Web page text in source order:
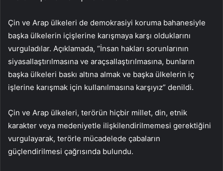
Çin ve Arap ülkeleri de demokrasiyi koruma bahanesiyle
başka ülkelerin içişlerine karışmaya karşı olduklarını
vurguladılar. Açıklamada, “İnsan hakları sorunlarının
siyasallaştırılmasına ve araçsallaştırılmasına, bunların
başka ülkeleri baskı altına almak ve başka ülkelerin iç
işlerine karışmak için kullanılmasına karşıyız” denildi.
Çin ve Arap ülkeleri, terörün hiçbir millet, din, etnik
karakter veya medeniyetle ilişkilendirilmemesi gerektiğini
vurgulayarak, terörle mücadelede çabaların
güçlendirilmesi çağrısında bulundu.